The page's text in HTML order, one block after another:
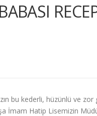
bu kederli, hüzünlü ve
İmam Hatip Lisemizin